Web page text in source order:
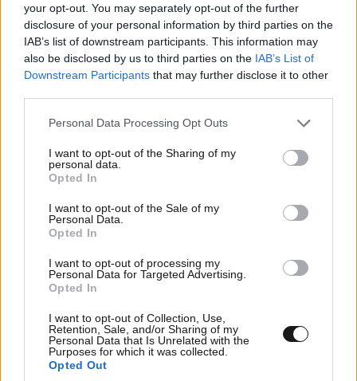
your opt-out. You may separately opt-out of the further
disclosure of your personal information by third parties on the
IAB’s list of downstream participants. This information may
also be disclosed by us to third parties on the IAB’s List of
Downstream Participants that may further disclose it to other
Please note that this website/app uses one or more Google
not limited to your visit or usage behaviour. You may click to
grant or deny consent to Google and its third-party tags to
use your data for below specified purposes in below Google
consent section.
Personal Data Processing Opt Outs
I want to opt-out of the Sharing of my
personal data.
Opted In
I want to opt-out of the Sale of my
Personal Data.
Opted In
I want to opt-out of processing my
Personal Data for Targeted Advertising.
Opted In
I want to opt-out of Collection, Use,
Retention, Sale, and/or Sharing of my
Personal Data that Is Unrelated with the
Purposes for which it was collected.
Opted Out
2 ΣΧΌΛΙΑ ΑΝΑΓΝΩΣΤΏΝ
ΠΡΟΣΘΕΣΤΕ ΤΟ ΣΧΟΛΙΟ ΣΑΣ